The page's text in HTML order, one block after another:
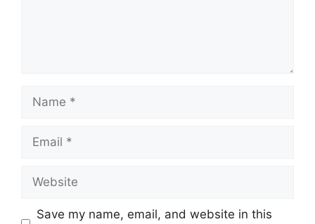
Name
Email
Website
Save my name, email, and website in this